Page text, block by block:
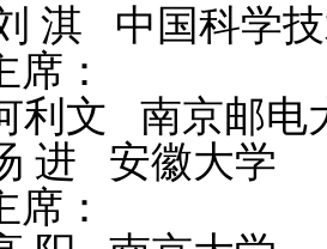
淇 中国科学技
席：
文 南京邮电
安徽大学
席：